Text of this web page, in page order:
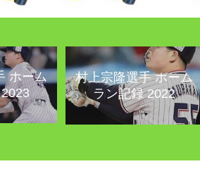
ホーム
村上宗隆選手 ホーム
ラン記録 2022